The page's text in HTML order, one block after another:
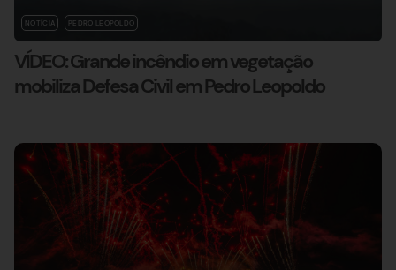
NOTÍCIA PEDRO LEOPOLDO
VÍDEO: Grande incêndio em vegetação
mobiliza Defesa Civil em Pedro Leopoldo